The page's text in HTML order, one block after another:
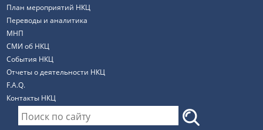
План мероприятий НКЦ
Переводы и аналитика
МНП
СМИ об НКЦ
События НКЦ
Отчеты о деятельности НКЦ
F.A.Q.
Контакты НКЦ